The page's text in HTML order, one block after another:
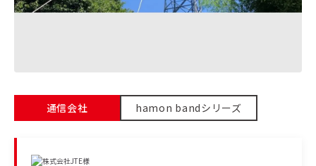
通信会社 hamon bandシリーズ